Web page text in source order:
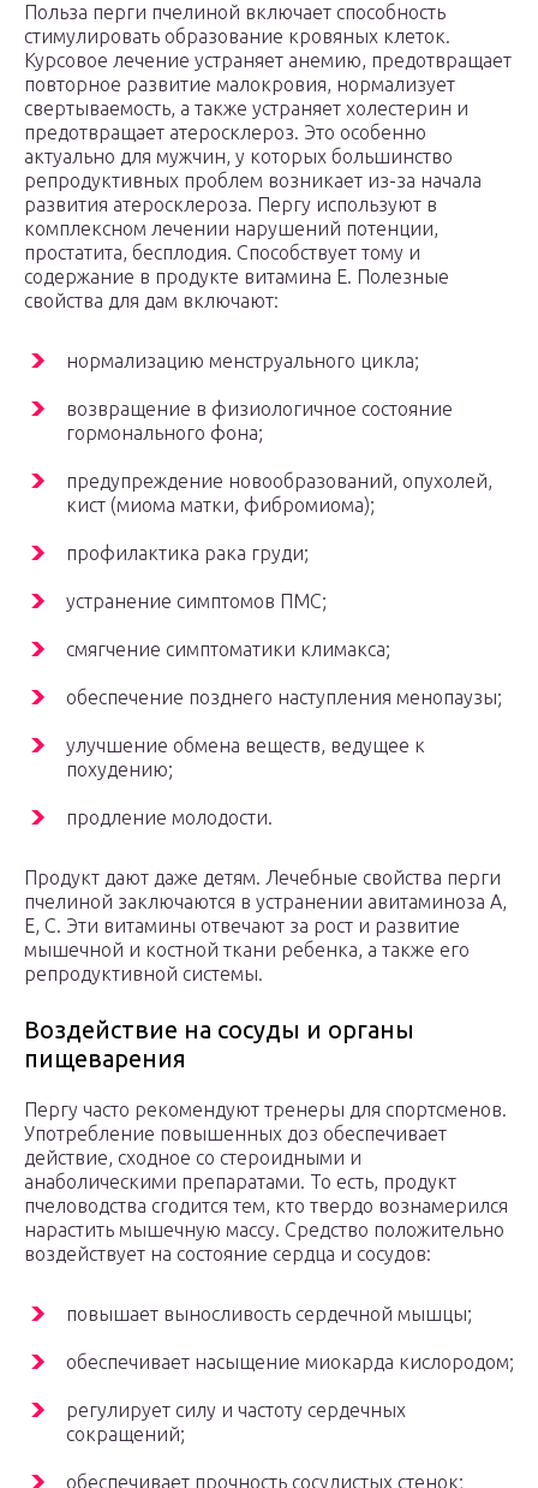
Польза перги пчелиной включает способность
стимулировать образование кровяных клеток.
Курсовое лечение устраняет анемию, предотвращает
повторное развитие малокровия, нормализует
свертываемость, а также устраняет холестерин и
предотвращает атеросклероз. Это особенно
актуально для мужчин, у которых большинство
репродуктивных проблем возникает из-за начала
развития атеросклероза. Пергу используют в
комплексном лечении нарушений потенции,
простатита, бесплодия. Способствует тому и
содержание в продукте витамина Е. Полезные
свойства для дам включают:
нормализацию менструального цикла;
возвращение в физиологичное состояние
гормонального фона;
предупреждение новообразований, опухолей,
кист (миома матки, фибромиома);
профилактика рака груди;
устранение симптомов ПМС;
смягчение симптоматики климакса;
обеспечение позднего наступления менопаузы;
улучшение обмена веществ, ведущее к
похудению;
продление молодости.
Продукт дают даже детям. Лечебные свойства перги
пчелиной заключаются в устранении авитаминоза А,
Е, С. Эти витамины отвечают за рост и развитие
мышечной и костной ткани ребенка, а также его
репродуктивной системы.
Воздействие на сосуды и органы
пищеварения
Пергу часто рекомендуют тренеры для спортсменов.
Употребление повышенных доз обеспечивает
действие, сходное со стероидными и
анаболическими препаратами. То есть, продукт
пчеловодства сгодится тем, кто твердо вознамерился
нарастить мышечную массу. Средство положительно
воздействует на состояние сердца и сосудов:
повышает выносливость сердечной мышцы;
обеспечивает насыщение миокарда кислородом;
регулирует силу и частоту сердечных
сокращений;
обеспечивает прочность сосудистых стенок;